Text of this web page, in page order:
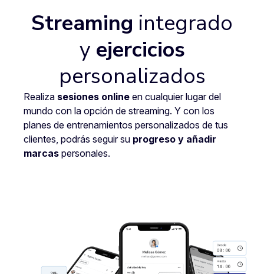
Streaming integrado
y ejercicios
personalizados
Realiza sesiones online en cualquier lugar del
mundo con la opción de streaming. Y con los
planes de entrenamientos personalizados de tus
clientes, podrás seguir su progreso y añadir
marcas personales.